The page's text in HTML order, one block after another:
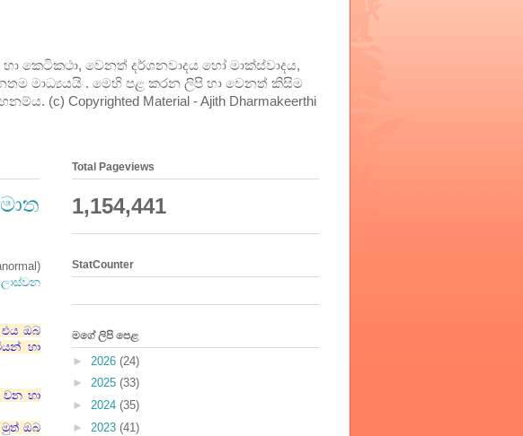
කෙටිකථා, වෙනත් දර්ශනවාදය හෝ මාක්ස්වාදය,
මාධ්‍යයයි . මෙහි පළ කරන ලිපි හා වෙනත් කිසිම
Copyrighted Material - Ajith Dharmakeerthi
ඔබ
හා
වන හා
ඔබ
Total Pageviews
1,154,441
StatCounter
මගේ ලිපි පෙළ
► 2026 (24)
► 2025 (33)
► 2024 (35)
► 2023 (41)